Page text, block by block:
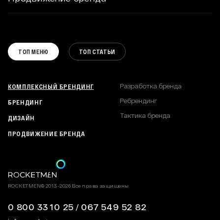
ВАКАНСИИ
ПОЛИТИКА КОНФИДЕНЦИАЛЬНОСТИ
ТАКТИКА БРЕНДА
КОММУНИКАЦИОННАЯ СТРАТЕГИЯ
ТОП МЕНЮ ТОП СТАТЬИ
КОМПЛЕКСНЫЙ БРЕНДИНГ
БРЕНДИНГ
ДИЗАЙН
ПРОДВИЖЕНИЕ БРЕНДА
Разработка бренда
Ребрендинг
Тактика бренда
ROCKETMEN© 2013-2026 Все права защищены
0 800 33 10 25 / 067 549 52 82